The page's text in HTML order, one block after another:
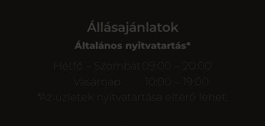
Állásajánlatok
Általános nyitvatartás*
Hétfő – Szombat
09:00 – 20:00
Vasárnap
10:00 – 19:00
*Az üzletek nyitvatartása eltérő lehet.